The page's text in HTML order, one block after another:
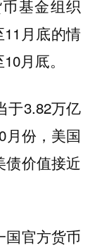
基金组织
11月底的情
月厎。
于3.82万亿
月份，美国
债价值接近
国官方货币